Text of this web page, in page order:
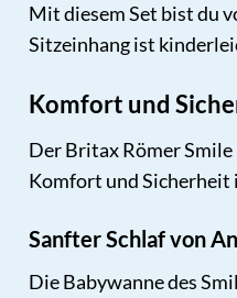
Mit diesem Set bist du
Sitzeinhang ist
Komfort und
Der Britax Römer
Komfort und Sicherheit
Sanfter Schlaf von
Die Babywanne des